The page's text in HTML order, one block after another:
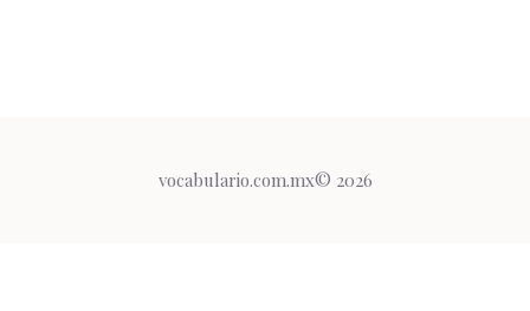
vocabulario.com.mx© 2026